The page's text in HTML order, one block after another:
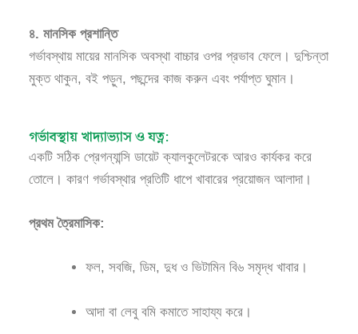
৪. মানসিক প্রশান্তি
গর্ভাবস্থায় মায়ের মানসিক অবস্থা বাচ্চার ওপর প্রভাব ফেলে। দুশ্চিন্তা
মুক্ত থাকুন, বই পড়ুন, পছন্দের কাজ করুন এবং পর্যাপ্ত ঘুমান।
গর্ভাবস্থায় খাদ্যাভ্যাস ও যত্ন:
একটি সঠিক প্রেগন্যান্সি ডায়েট ক্যালকুলেটরকে আরও কার্যকর করে
তোলে। কারণ গর্ভাবস্থার প্রতিটি ধাপে খাবারের প্রয়োজন আলাদা।
প্রথম ত্রৈমাসিক:
ফল, সবজি, ডিম, দুধ ও ভিটামিন বি৬ সমৃদ্ধ খাবার।
আদা বা লেবু বমি কমাতে সাহায্য করে।